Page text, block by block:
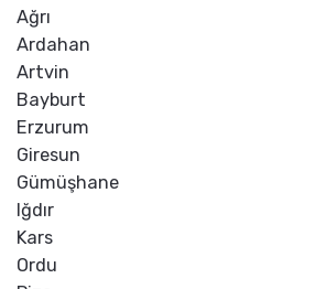
Ağrı
Ardahan
Artvin
Bayburt
Erzurum
Giresun
Gümüşhane
Iğdır
Kars
Ordu